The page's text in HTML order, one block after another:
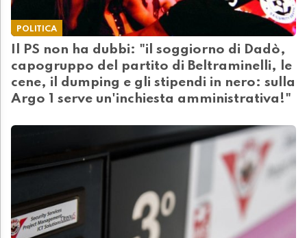
POLITICA
Il PS non ha dubbi: "il soggiorno di Dadò,
capogruppo del partito di Beltraminelli, le
cene, il dumping e gli stipendi in nero: sulla
Argo 1 serve un'inchiesta amministrativa!"